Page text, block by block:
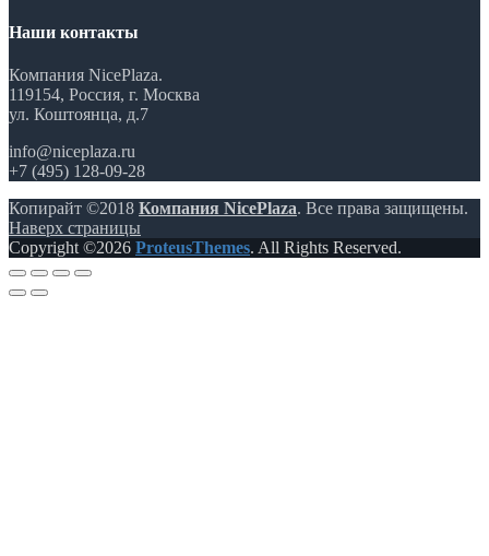
Наши контакты
Компания NicePlaza.
119154, Россия, г. Москва
ул. Коштоянца, д.7
info@niceplaza.ru
+7 (495) 128-09-28
Копирайт ©2018 Компания NicePlaza. Все права защищены.
Наверх страницы
Copyright ©2026 ProteusThemes. All Rights Reserved.